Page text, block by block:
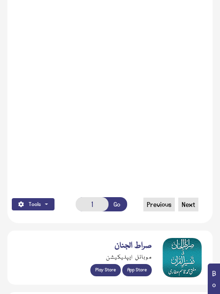
Tools Go Previous Next
صراط الجنان
موبائل ایپلیکیشن
Play Store App Store